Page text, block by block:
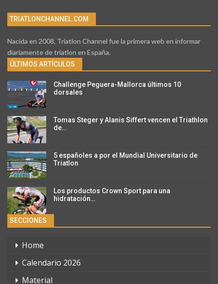
TRIATLONCHANNEL.COM
Nacida en 2008, Triatlon Channel fue la primera web en informar
diariamente de triatlon en España.
ÚLTIMOS ARTÍCULOS
Challenge Peguera-Mallorca últimos 10
dorsales
Tomas Steger y Alanis Siffert vencen el Triathlon
de…
5 españoles a por el Mundial Universitario de
Triatlon
Los productos Crown Sport para una
hidratación…
SECCIONES
Home
Calendario 2026
Material